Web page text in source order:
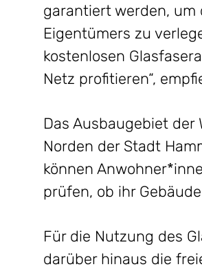
garantiert werden, um
Eigentümers zu
kostenlosen
Netz profitieren“,
Das Ausbaugebiet
Norden der Stadt
können
prüfen, ob ihr
Für die Nutzung des
darüber hinaus die